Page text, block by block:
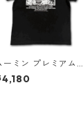
ーミン プレミアムT
ャツ 思い出 ブラッ
海のオーケストラ号